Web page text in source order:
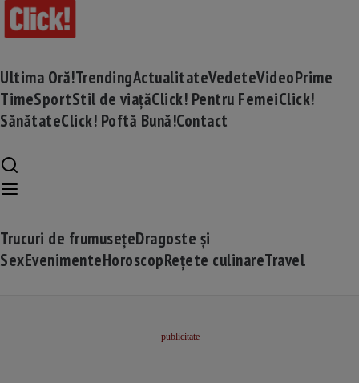
Ultima Oră!TrendingActualitateVedeteVideoPrime
TimeSportStil de viațăClick! Pentru FemeiClick!
SănătateClick! Poftă Bună!Contact
Trucuri de frumusețeDragoste și
SexEvenimenteHoroscopRețete culinareTravel